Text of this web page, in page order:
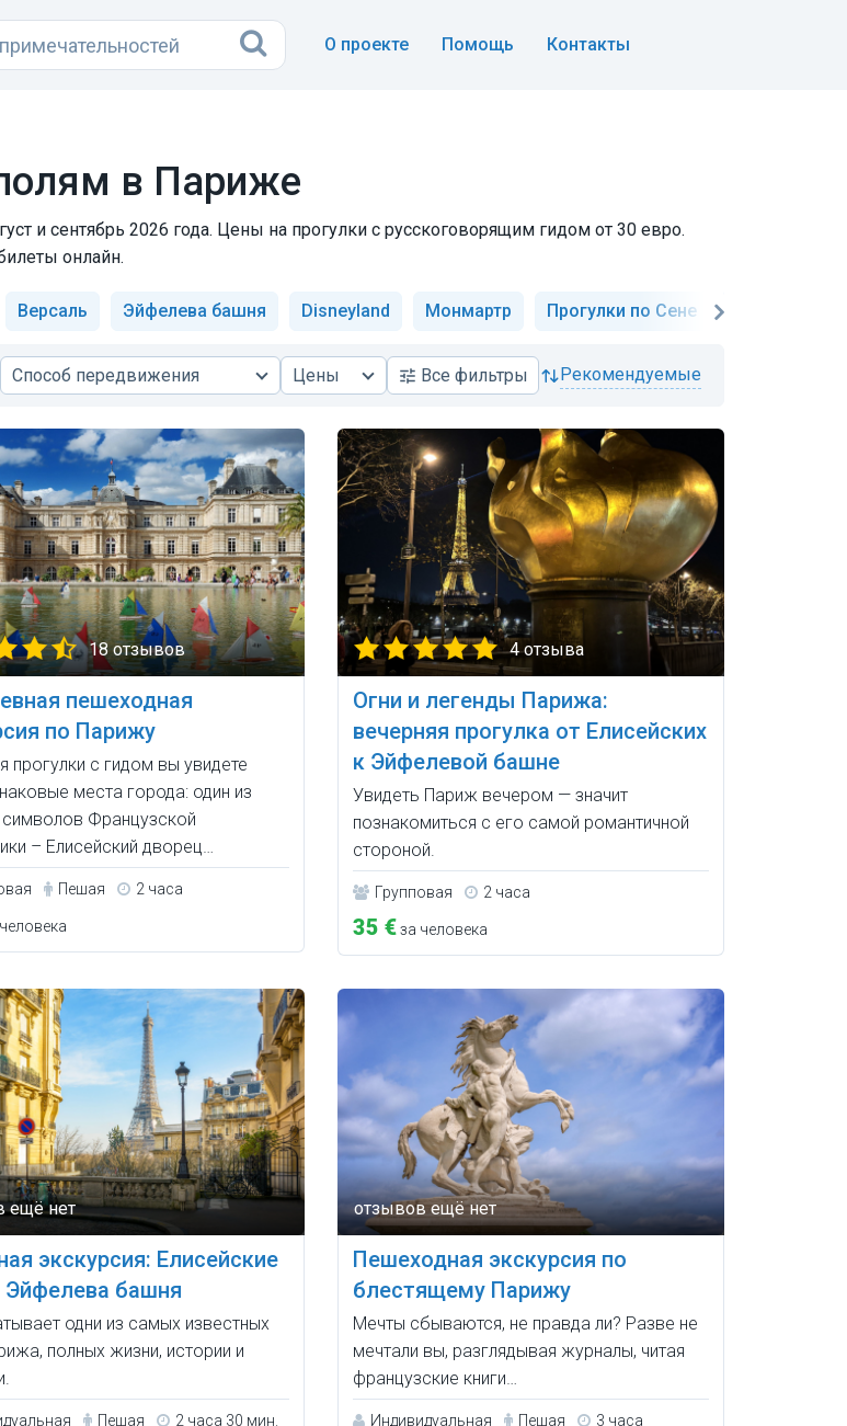
О проекте Помощь Контакты
в Париже
и сентябрь 2026 года. Цены на прогулки с русскоговорящим гидом от 30 евро.
онлайн.
Версаль Эйфелева башня Disneyland Монмартр Прогулки по Сене
Способ передвижения Цены Всефильтры рекомендуемые
18 отзывов
пешеходная
по Парижу
прогулки с гидом вы увидете
места города: один из
символов Французской
– Елисейский дворец…
Пешая 2 часа
4 отзыва
Огни и легенды Парижа:
вечерняя прогулка от Елисейских
к Эйфелевой башне
Увидеть Париж вечером — значит
познакомиться с его самой романтичной
стороной.
Групповая 2 часа
35 €за человека
экскурсия: Елисейские
Эйфелева башня
одни из самых известных
полных жизни, истории и
Пешая 2 часа 30 мин.
Пешеходная экскурсия по
блестящему Парижу
Мечты сбываются, не правда ли? Разве не
мечтали вы, разглядывая журналы, читая
французские книги…
Индивидуальная Пешая 3 часа